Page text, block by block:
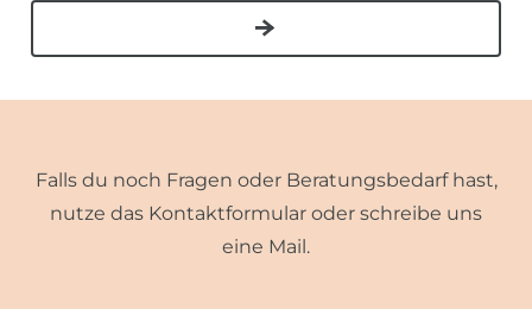
Falls du noch Fragen oder Beratungsbedarf hast,
nutze das Kontaktformular oder schreibe uns
eine Mail.